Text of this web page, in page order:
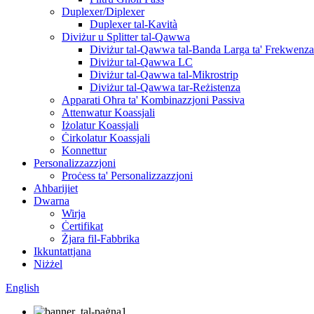
Duplexer/Diplexer
Duplexer tal-Kavità
Diviżur u Splitter tal-Qawwa
Diviżur tal-Qawwa tal-Banda Larga ta'
Diviżur tal-Qawwa LC
Diviżur tal-Qawwa tal-Mikrostrip
Diviżur tal-Qawwa tar-Reżistenza
Apparati Oħra ta' Kombinazzjoni Passiva
Attenwatur Koassjali
Iżolatur Koassjali
Ċirkolatur Koassjali
Konnettur
Personalizzazzjoni
Proċess ta' Personalizzazzjoni
Aħbarijiet
Dwarna
Wirja
Ċertifikat
Żjara fil-Fabbrika
Ikkuntattjana
Niżżel
English